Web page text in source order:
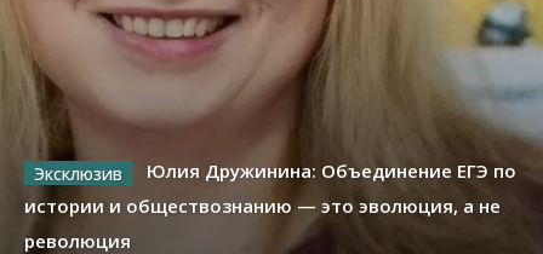
Юлия Дружинина: Объединение ЕГЭ по
истории и обществознанию — это эволюция, а не
революция